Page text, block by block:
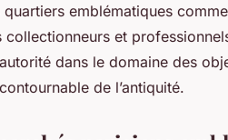
emblématiques
et
dans le domaine des
de l’antiquité.